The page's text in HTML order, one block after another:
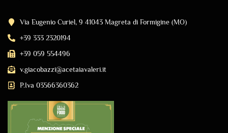
Via Eugenio Curiel, 9 41043 Magreta di Formigine (MO)
+39 333 2320194
+39 059 554496
v.giacobazzi@acetaiavaleri.it
P.Iva 03566360362